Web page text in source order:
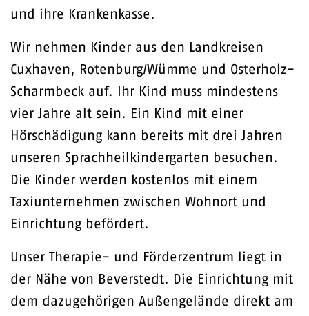
und ihre Krankenkasse.
Wir nehmen Kinder aus den Landkreisen
Cuxhaven, Rotenburg/Wümme und Osterholz-
Scharmbeck auf. Ihr Kind muss mindestens
vier Jahre alt sein. Ein Kind mit einer
Hörschädigung kann bereits mit drei Jahren
unseren Sprachheilkindergarten besuchen.
Die Kinder werden kostenlos mit einem
Taxiunternehmen zwischen Wohnort und
Einrichtung befördert.
Unser Therapie- und Förderzentrum liegt in
der Nähe von Beverstedt. Die Einrichtung mit
dem dazugehörigen Außengelände direkt am